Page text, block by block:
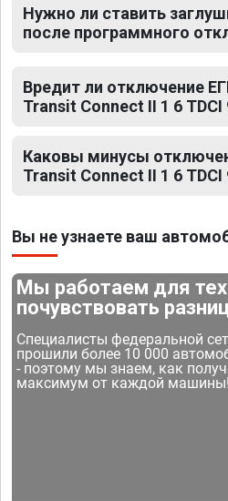
Нужно ли ставить
после программного
Вредит ли отключение
Transit Connect II 1 6 TDCI
Каковы минусы
Transit Connect II 1 6 TDCI
Вы не узнаете ваш
Мы работаем для
почувствовать
Специалисты федеральной
прошили более 10 000
- поэтому мы знаем, как
максимум от каждой машины!